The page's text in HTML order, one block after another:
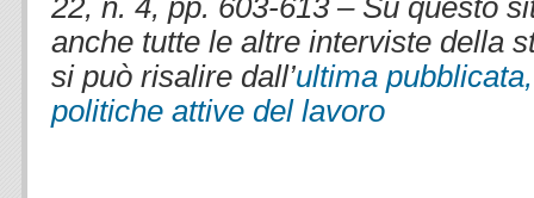
22, n. 4, pp. 603-613 – Su questo
anche tutte le altre interviste della
si può risalire dall’ultima
politiche attive del lavoro